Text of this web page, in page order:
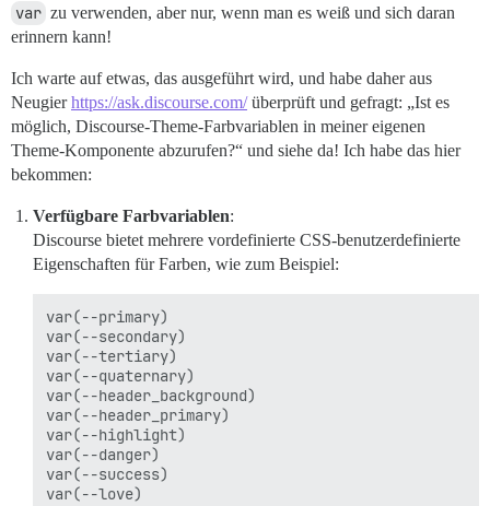
var zu verwenden, aber nur, wenn man es weiß und sich daran
erinnern kann!
Ich warte auf etwas, das ausgeführt wird, und habe daher aus
Neugierhttps://ask.discourse.com/überprüft und gefragt: „Ist es
möglich, Discourse-Theme-Farbvariablen in meiner eigenen
Theme-Komponente abzurufen?“ und siehe da! Ich habe das hier
bekommen:
Verfügbare Farbvariablen:
Discourse bietet mehrere vordefinierte CSS-benutzerdefinierte
Eigenschaften für Farben, wie zum Beispiel:
var(--primary)
var(--secondary)
var(--tertiary)
var(--quaternary)
var(--header_background)
var(--header_primary)
var(--highlight)
var(--danger)
var(--success)
var(--love)